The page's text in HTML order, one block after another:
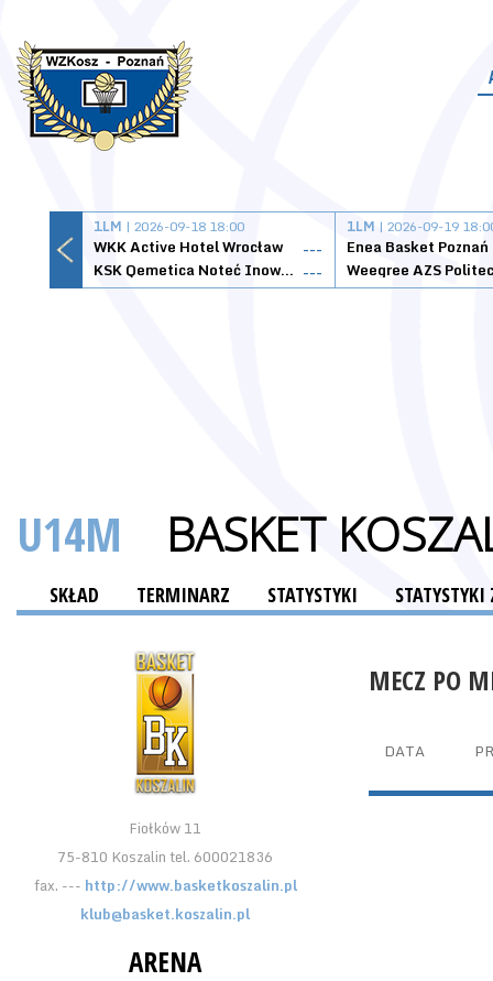
1LM | 2026-09-18 18:00
WKK Active Hotel Wrocław
---
KSK Qemetica Noteć Inowrocław ---
1LM | 2026-09-19
Enea Basket Poznań
U14M BASKET
SKŁAD TERMINARZ STATYSTYKI
Fiołków 11
75-810 Koszalin tel. 600021836
fax. --- http://www.basketkoszalin.pl
klub@basket.koszalin.pl
ARENA
MECZ PO
DATA